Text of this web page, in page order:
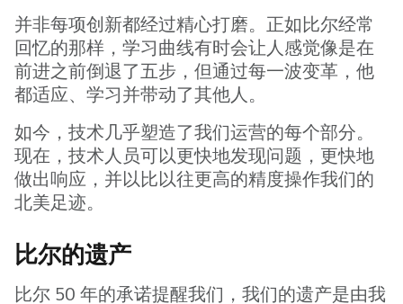
并非每项创新都经过精心打磨。正如比尔经常
回忆的那样，学习曲线有时会让人感觉像是在
前进之前倒退了五步，但通过每一波变革，他
都适应、学习并带动了其他人。
如今，技术几乎塑造了我们运营的每个部分。
现在，技术人员可以更快地发现问题，更快地
做出响应，并以比以往更高的精度操作我们的
北美足迹。
比尔的遗产
比尔 50 年的承诺提醒我们，我们的遗产是由我